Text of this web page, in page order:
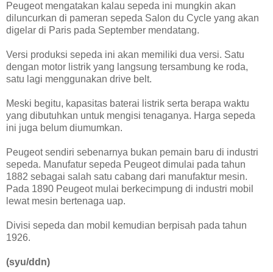
Peugeot mengatakan kalau sepeda ini mungkin akan
diluncurkan di pameran sepeda Salon du Cycle yang akan
digelar di Paris pada September mendatang.
Versi produksi sepeda ini akan memiliki dua versi. Satu
dengan motor listrik yang langsung tersambung ke roda,
satu lagi menggunakan drive belt.
Meski begitu, kapasitas baterai listrik serta berapa waktu
yang dibutuhkan untuk mengisi tenaganya. Harga sepeda
ini juga belum diumumkan.
Peugeot sendiri sebenarnya bukan pemain baru di industri
sepeda. Manufatur sepeda Peugeot dimulai pada tahun
1882 sebagai salah satu cabang dari manufaktur mesin.
Pada 1890 Peugeot mulai berkecimpung di industri mobil
lewat mesin bertenaga uap.
Divisi sepeda dan mobil kemudian berpisah pada tahun
1926.
(syu/ddn)